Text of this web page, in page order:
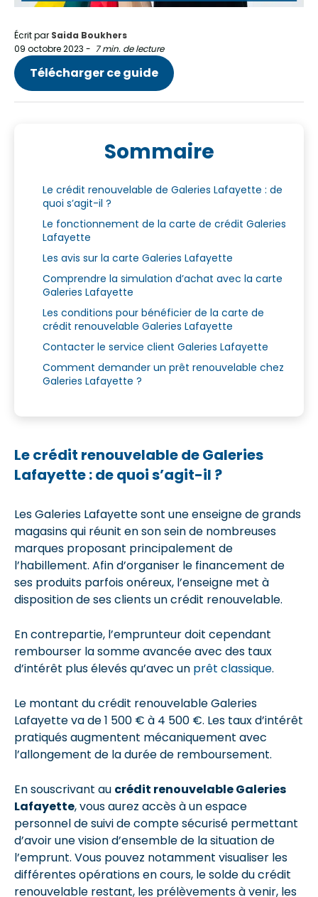
Écrit par Saida Boukhers
09 octobre 2023 - 7 min. de lecture
Télécharger ce guide
Sommaire
Le crédit renouvelable de Galeries Lafayette : de
quoi s’agit-il ?
Le fonctionnement de la carte de crédit Galeries
Lafayette
Les avis sur la carte Galeries Lafayette
Comprendre la simulation d’achat avec la carte
Galeries Lafayette
Les conditions pour bénéficier de la carte de
crédit renouvelable Galeries Lafayette
Contacter le service client Galeries Lafayette
Comment demander un prêt renouvelable chez
Galeries Lafayette ?
Le crédit renouvelable de Galeries
Lafayette : de quoi s’agit-il ?
Les Galeries Lafayette sont une enseigne de grands
magasins qui réunit en son sein de nombreuses
marques proposant principalement de
l’habillement. Afin d’organiser le financement de
ses produits parfois onéreux, l’enseigne met à
disposition de ses clients un crédit renouvelable.
En contrepartie, l’emprunteur doit cependant
rembourser la somme avancée avec des taux
d’intérêt plus élevés qu’avec un prêt classique.
Le montant du crédit renouvelable Galeries
Lafayette va de 1 500 € à 4 500 €. Les taux d’intérêt
pratiqués augmentent mécaniquement avec
l’allongement de la durée de remboursement.
En souscrivant au crédit renouvelable Galeries
Lafayette, vous aurez accès à un espace
personnel de suivi de compte sécurisé permettant
d’avoir une vision d’ensemble de la situation de
l’emprunt. Vous pouvez notamment visualiser les
différentes opérations en cours, le solde du crédit
renouvelable restant, les prélèvements à venir, les